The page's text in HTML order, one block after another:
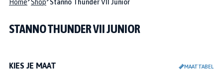
Home Shop Stanno Thunder VII Junior
STANNO THUNDER VII JUNIOR
KIES JE MAAT MAATTABEL